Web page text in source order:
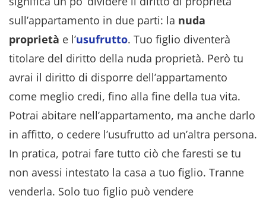
sull’appartamento in due parti: la nuda
proprietà e l’usufrutto. Tuo figlio diventerà
titolare del diritto della nuda proprietà. Però tu
avrai il diritto di disporre dell’appartamento
come meglio credi, fino alla fine della tua vita.
Potrai abitare nell’appartamento, ma anche darlo
in affitto, o cedere l’usufrutto ad un’altra persona.
In pratica, potrai fare tutto ciò che faresti se tu
non avessi intestato la casa a tuo figlio. Tranne
venderla. Solo tuo figlio può vendere